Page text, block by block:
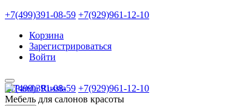
+7(499)391-08-59 +7(929)961-12-10
Корзина
Зарегистрироваться
Войти
+7(499)391-08-59 +7(929)961-12-10
Мебель для салонов красоты